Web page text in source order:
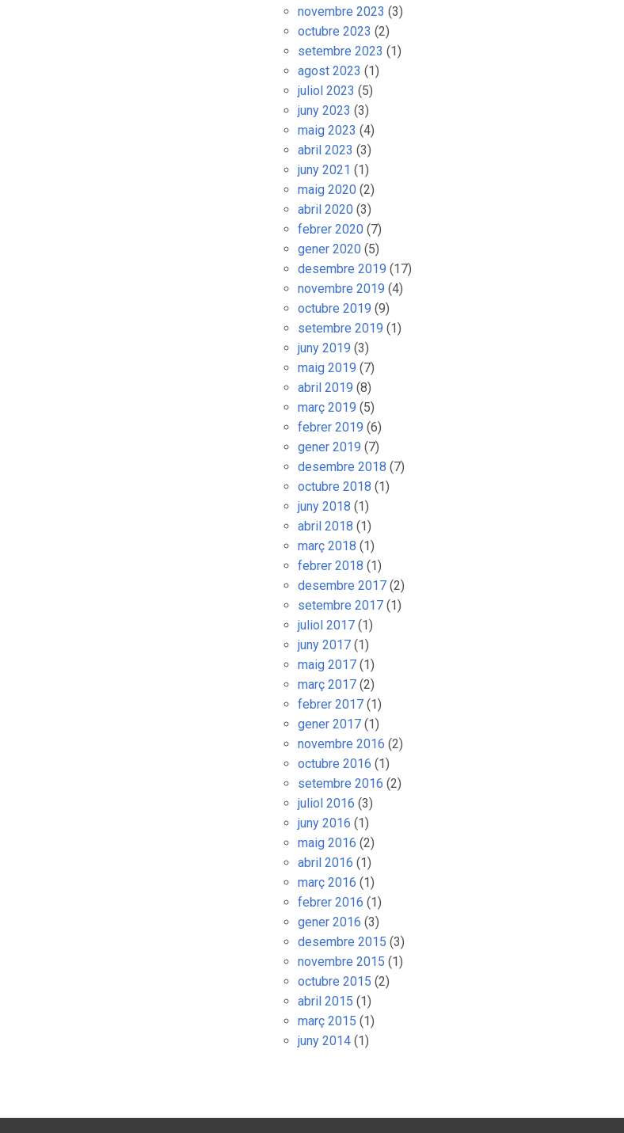
novembre 2023 (3)
octubre 2023 (2)
setembre 2023 (1)
agost 2023 (1)
juliol 2023 (5)
juny 2023 (3)
maig 2023 (4)
abril 2023 (3)
juny 2021 (1)
maig 2020 (2)
abril 2020 (3)
febrer 2020 (7)
gener 2020 (5)
desembre 2019 (17)
novembre 2019 (4)
octubre 2019 (9)
setembre 2019 (1)
juny 2019 (3)
maig 2019 (7)
abril 2019 (8)
març 2019 (5)
febrer 2019 (6)
gener 2019 (7)
desembre 2018 (7)
octubre 2018 (1)
juny 2018 (1)
abril 2018 (1)
març 2018 (1)
febrer 2018 (1)
desembre 2017 (2)
setembre 2017 (1)
juliol 2017 (1)
juny 2017 (1)
maig 2017 (1)
març 2017 (2)
febrer 2017 (1)
gener 2017 (1)
novembre 2016 (2)
octubre 2016 (1)
setembre 2016 (2)
juliol 2016 (3)
juny 2016 (1)
maig 2016 (2)
abril 2016 (1)
març 2016 (1)
febrer 2016 (1)
gener 2016 (3)
desembre 2015 (3)
novembre 2015 (1)
octubre 2015 (2)
abril 2015 (1)
març 2015 (1)
juny 2014 (1)